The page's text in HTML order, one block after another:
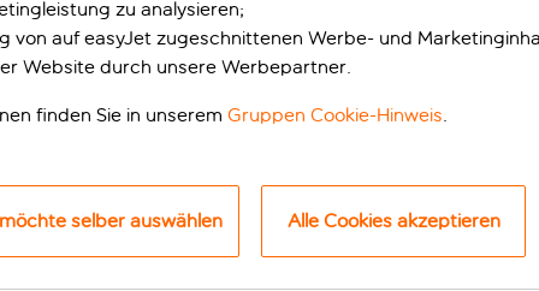
zu analysieren;
von auf easyJet zugeschnittenen Werbe- und
Website durch unsere Werbepartner.
finden Sie in unserem Gruppen Cookie-Hinweis.
selber auswählen Alle Cookies akzeptieren